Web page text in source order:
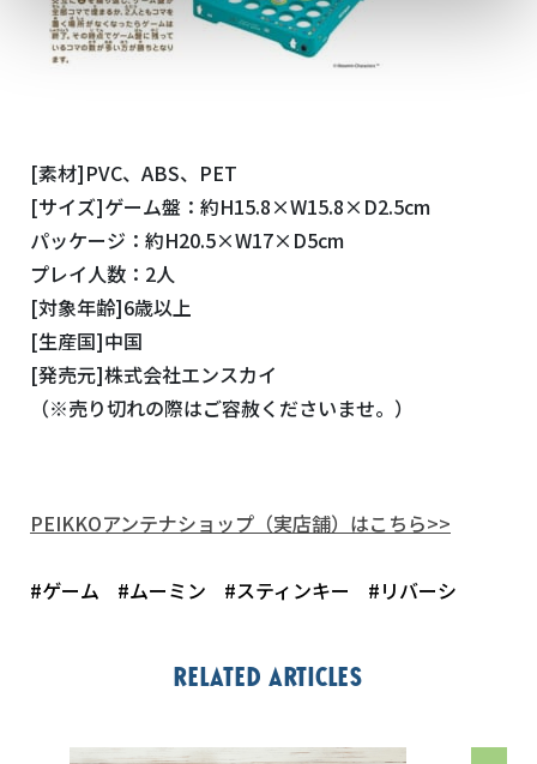
[素材]PVC、ABS、PET
[サイズ]ゲーム盤：約H15.8×W15.8×D2.5cm
パッケージ：約H20.5×W17×D5cm
プレイ人数：2人
[対象年齢]6歳以上
[生産国]中国
[発売元]株式会社エンスカイ
（※売り切れの際はご容赦くださいませ。）
PEIKKOアンテナショップ（実店舗）はこちら>>
#ゲーム #ムーミン #スティンキー #リバーシ
Related articles